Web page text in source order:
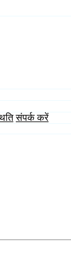
संपर्क करें